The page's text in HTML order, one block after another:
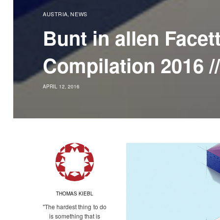
AUSTRIA NEWS
Bunt in allen
Compilation 2016
APRIL 12, 2016
THOMAS KIEBL
"The hardest thing to do
is something that is